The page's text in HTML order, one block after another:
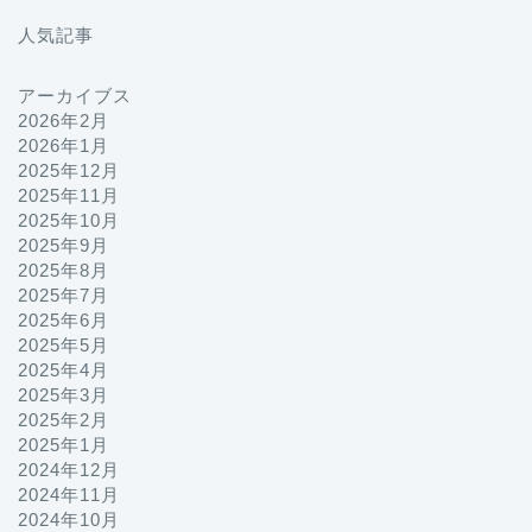
人気記事
アーカイブス
2026年2月
2026年1月
2025年12月
2025年11月
2025年10月
2025年9月
2025年8月
2025年7月
2025年6月
2025年5月
2025年4月
2025年3月
2025年2月
2025年1月
2024年12月
2024年11月
2024年10月